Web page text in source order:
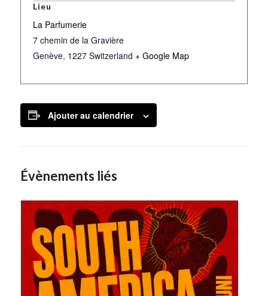
Lieu
La Parfumerie
7 chemin de la Gravière
Genève, 1227 Switzerland + Google Map
Ajouter au calendrier
Évènements liés